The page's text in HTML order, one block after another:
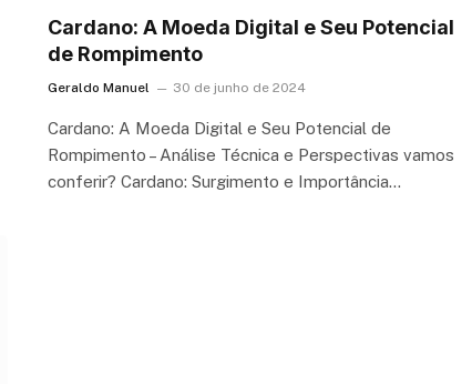
Cardano: A Moeda Digital e Seu Potencial
de Rompimento
Geraldo Manuel 30 de junho de 2024
Cardano: A Moeda Digital e Seu Potencial de
Rompimento – Análise Técnica e Perspectivas vamos
conferir? Cardano: Surgimento e Importância…